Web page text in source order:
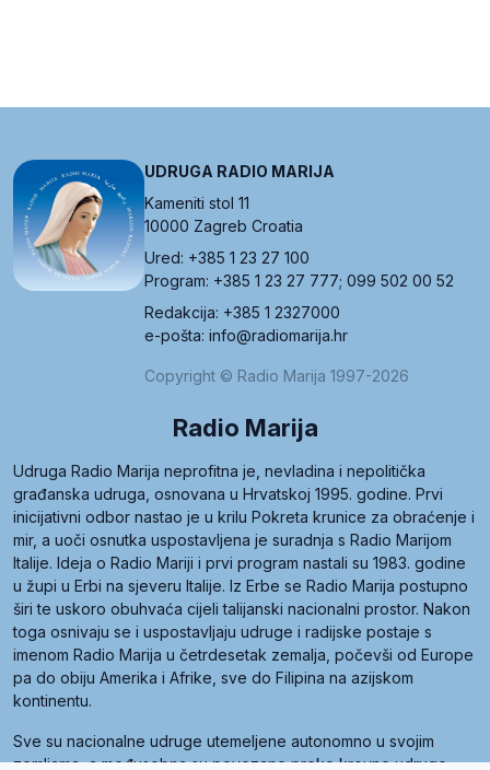
UDRUGA RADIO MARIJA
Kameniti stol 11
10000 Zagreb Croatia
Ured: +385 1 23 27 100
Program: +385 1 23 27 777; 099 502 00 52
Redakcija: +385 1 2327000
e-pošta: info@radiomarija.hr
Copyright © Radio Marija 1997-2026
Radio Marija
Udruga Radio Marija neprofitna je, nevladina i nepolitička
građanska udruga, osnovana u Hrvatskoj 1995. godine. Prvi
inicijativni odbor nastao je u krilu Pokreta krunice za obraćenje i
mir, a uoči osnutka uspostavljena je suradnja s Radio Marijom
Italije. Ideja o Radio Mariji i prvi program nastali su 1983. godine
u župi u Erbi na sjeveru Italije. Iz Erbe se Radio Marija postupno
širi te uskoro obuhvaća cijeli talijanski nacionalni prostor. Nakon
toga osnivaju se i uspostavljaju udruge i radijske postaje s
imenom Radio Marija u četrdesetak zemalja, počevši od Europe
pa do obiju Amerika i Afrike, sve do Filipina na azijskom
kontinentu.
Sve su nacionalne udruge utemeljene autonomno u svojim
zemljama, a međusobna su povezane preko krovne udruge